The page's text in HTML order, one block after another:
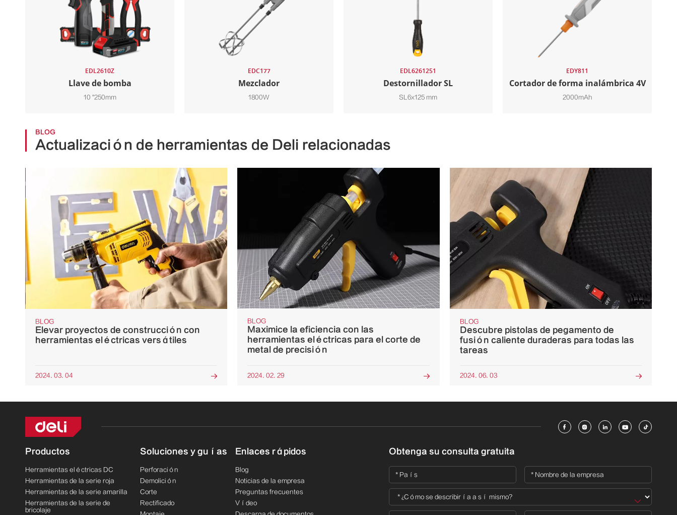
EDL2610Z
Llave de bomba
10 ''250mm
EDC177
Mezclador
1800W
EDL6261251
Destornillador SL
SL6x125 mm
EDY811
Cortador de forma inalámbrica 4V
2000mAh
BLOG
Actualización de herramientas de Deli relacionadas
BLOG
Elevar proyectos de construcción con
herramientas eléctricas versátiles
2024. 03. 04 
BLOG
Maximice la eficiencia con las
herramientas eléctricas para el corte de
metal de precisión
2024. 02. 29 
BLOG
Descubre pistolas de pegamento de
fusión caliente duraderas para todas las
tareas
2024. 06. 03 
    
Productos
Herramientas eléctricas DC
Herramientas de la serie roja
Herramientas de la serie amarilla
Herramientas de la serie de
bricolaje
Soluciones y guías
Perforación
Demolición
Corte
Rectificado
Enlaces rápidos
Blog
Noticias de la empresa
Preguntas frecuentes
Vídeo
Obtenga su consulta gratuita